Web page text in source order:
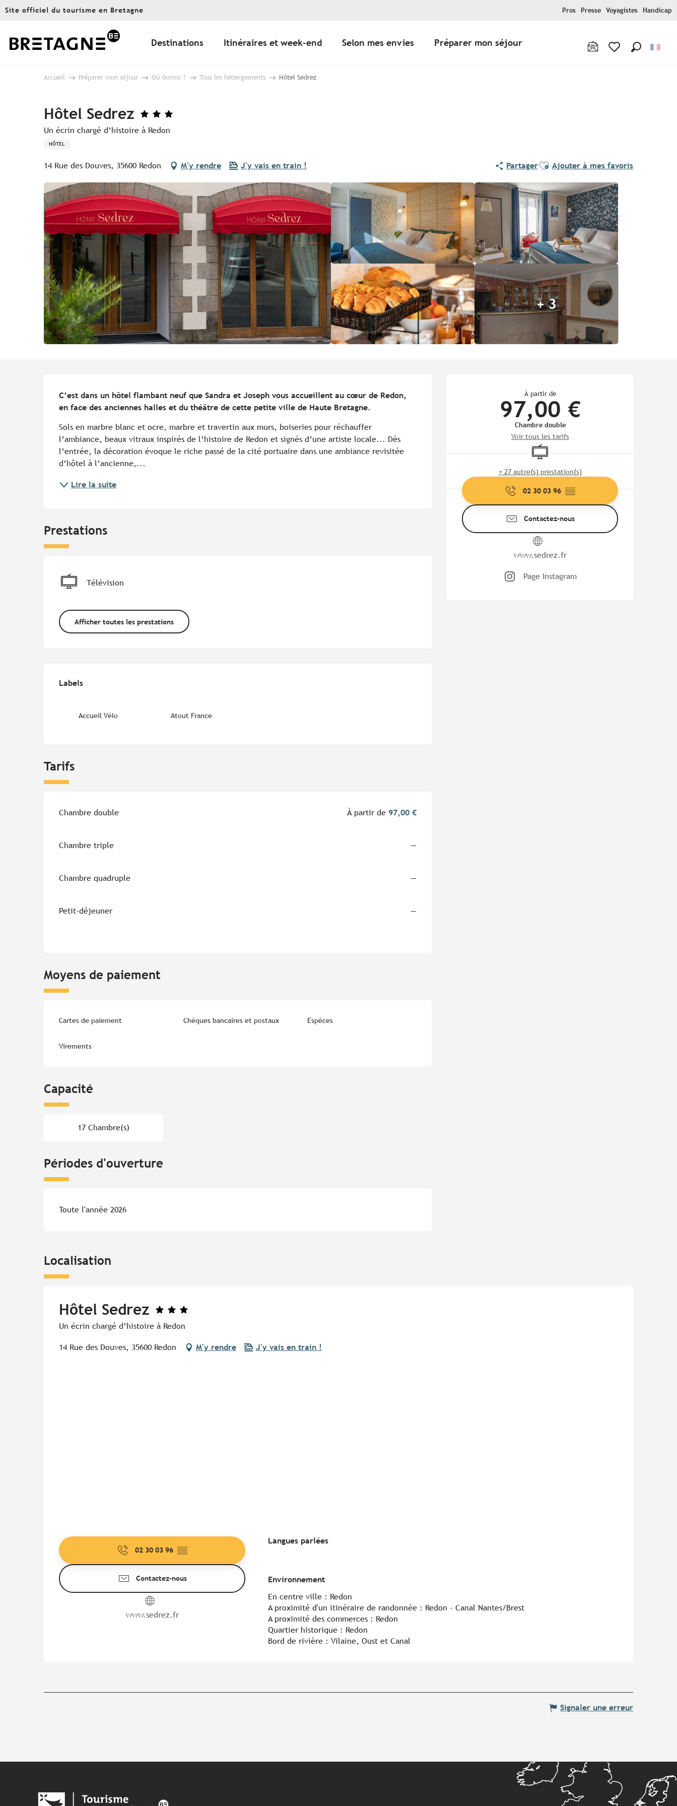
Aller
principal
Site officiel du tourisme en Bretagne Pros Presse Voyagistes Handicap
Destinations Itinéraires et week-end Selon mes envies Préparer mon séjour
Accueil Préparer mon séjour Où dormir ? Tous les hébergements Hôtel Sedrez
Hôtel Sedrez
Un écrin chargé d’histoire à Redon
HÔTEL
14 Rue des Douves, 35600 Redon M'y rendre J'y vais en train ! PartagerAjouter aux favoris
Ajouter à mes favoris
+ 3
À partir de
97,00 €
Chambre double
Voir tous les tarifs
Télévision
+ 27 autre(s) prestation(s)
02 30 03 96 ▒▒
Contactez-nous
www.sedrez.fr
Page Instagram
C’est dans un hôtel flambant neuf que Sandra et Joseph vous accueillent au cœur de Redon,
en face des anciennes halles et du théâtre de cette petite ville de Haute Bretagne.
Sols en marbre blanc et ocre, marbre et travertin aux murs, boiseries pour réchauffer
l’ambiance, beaux vitraux inspirés de l’histoire de Redon et signés d’une artiste locale... Dès
l’entrée, la décoration évoque le riche passé de la cité portuaire dans une ambiance revisitée
d’hôtel à l’ancienne,...
Lire la suite
Prestations
Télévision
Afficher toutes les prestations
Labels
Labels
Accueil Vélo Atout France
Tarifs
Tarifs 2026
Chambre double À partir de 97,00 €
Chambre triple —
Chambre quadruple —
Petit-déjeuner —
Moyens de paiement
Cartes de paiement Chèques bancaires et postaux Espèces
Virements
Capacité
17 Chambre(s)
Périodes d'ouverture
Toute l'année 2026
Localisation
Hôtel Sedrez
Un écrin chargé d’histoire à Redon
14 Rue des Douves, 35600 Redon M'y rendre J'y vais en train !
02 30 03 96 ▒▒
Contactez-nous
www.sedrez.fr
Langues parlées
Langues parlées
Environnement
Environnement
En centre ville : Redon
A proximité d'un itinéraire de randonnée : Redon - Canal Nantes/Brest
A proximité des commerces : Redon
Quartier historique : Redon
Bord de rivière : Vilaine, Oust et Canal
Signaler une erreur